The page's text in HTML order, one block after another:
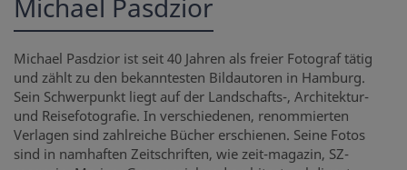
Michael Pasdzior
Michael Pasdzior ist seit 40 Jahren als freier Fotograf tätig
und zählt zu den bekanntesten Bildautoren in Hamburg.
Sein Schwerpunkt liegt auf der Landschafts-, Architektur-
und Reisefotografie. In verschiedenen, renommierten
Verlagen sind zahlreiche Bücher erschienen. Seine Fotos
sind in namhaften Zeitschriften, wie zeit-magazin, SZ-